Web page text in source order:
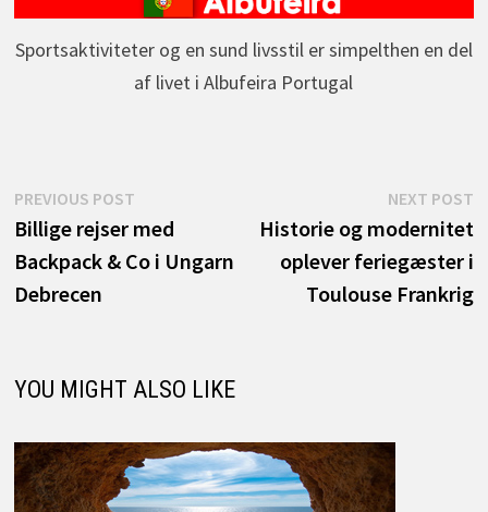
Sportsaktiviteter og en sund livsstil er simpelthen en del
af livet i Albufeira Portugal
Indlægsnavigation
PREVIOUS POSTPrevious
post:
Billige rejser med
Backpack & Co i Ungarn
Debrecen
NEXT POST
Historie og modernitet
oplever feriegæster i
Toulouse Frankrig
YOU MIGHT ALSO LIKE